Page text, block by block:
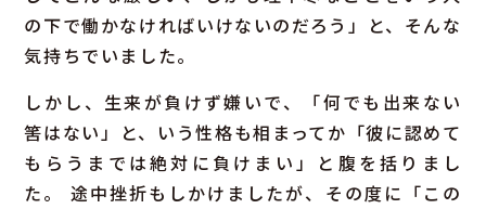
の下で働かなければいけないのだろう」と、そんな
気持ちでいました。
しかし、生来が負けず嫌いで、「何でも出来ない
筈はない」と、いう性格も相まってか「彼に認めて
もらうまでは絶対に負けまい」と腹を括りまし
た。 途中挫折もしかけましたが、その度に「この